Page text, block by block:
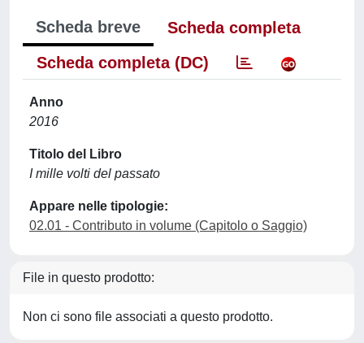
Scheda breve
Scheda completa
Scheda completa (DC)
Anno
2016
Titolo del Libro
I mille volti del passato
Appare nelle tipologie:
02.01 - Contributo in volume (Capitolo o Saggio)
File in questo prodotto:
Non ci sono file associati a questo prodotto.